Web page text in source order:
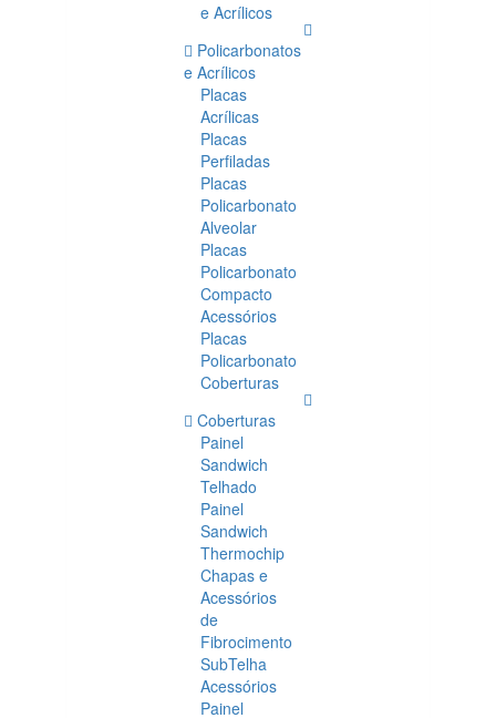
e Acrílicos
Policarbonatos
e Acrílicos
Placas
Acrílicas
Placas
Perfiladas
Placas
Policarbonato
Alveolar
Placas
Policarbonato
Compacto
Acessórios
Placas
Policarbonato
Coberturas
Coberturas
Painel
Sandwich
Telhado
Painel
Sandwich
Thermochip
Chapas e
Acessórios
de
Fibrocimento
SubTelha
Acessórios
Painel